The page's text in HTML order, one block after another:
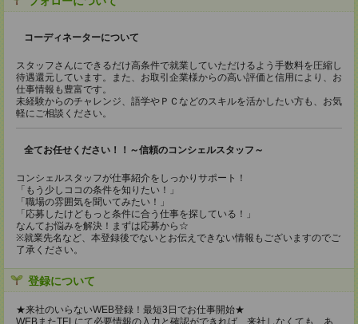
コーディネーターについて
スタッフさんにできるだけ高条件で就業していただけるよう手数料を圧縮し
待遇還元しています。また、お取引企業様からの高い評価と信用により、お
仕事情報も豊富です。
未経験からのチャレンジ、語学やＰＣなどのスキルを活かしたい方も、お気
軽にご相談ください。
全てお任せください！！～信頼のコンシェルスタッフ～
コンシェルスタッフが仕事紹介をしっかりサポート！
「もう少しココの条件を知りたい！」
「職場の雰囲気を聞いてみたい！」
「応募したけどもっと条件に合う仕事を探している！」
なんてお悩みを解決！まずは応募から☆
※就業先名など、本登録後でないとお伝えできない情報もございますのでご
了承ください。
登録について
★来社のいらないWEB登録！最短3日でお仕事開始★
WEBまたTELにて必要情報の入力と確認ができれば、来社しなくても、あ